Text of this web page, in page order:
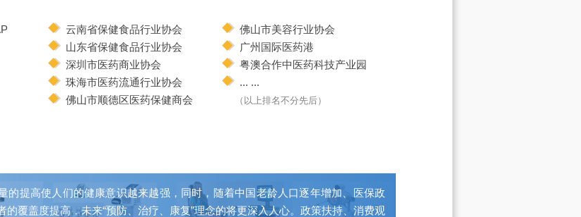
云南省保健食品行业协会
山东省保健食品行业协会
深圳市医药商业协会
珠海市医药流通行业协会
佛山市顺德区医药保健商会
佛山市美容行业协会
广州国际医药港
粤澳合作中医药科技产业园
... ...
（以上排名不分先后）
的提高使人们的健康意识越来越强，同时，随着中国老龄人口逐年增加、医保政
的覆盖度提高，未来“预防、治疗、康复”理念的将更深入人心。政策扶持、消费观